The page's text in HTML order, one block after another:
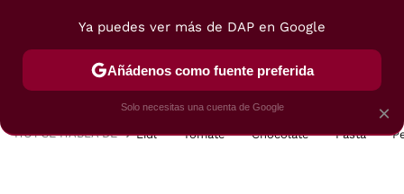
POSTRES VIAJES SELECCIÓN VEGUI
HOY SE HABLA DE Lidl Tomate Chocolate Pasta
×
Ya puedes ver más de DAP en Google
Añádenos como fuente preferida
Solo necesitas una cuenta de Google